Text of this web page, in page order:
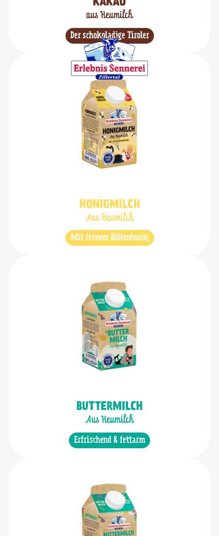
KAKAO
aus Heumilch
Der schokoladige Tiroler
HONIGMILCH
Aus Heumilch
Mit feinem Blütenhonig
BUTTERMILCH
Aus Heumilch
Erfrischend & fettarm